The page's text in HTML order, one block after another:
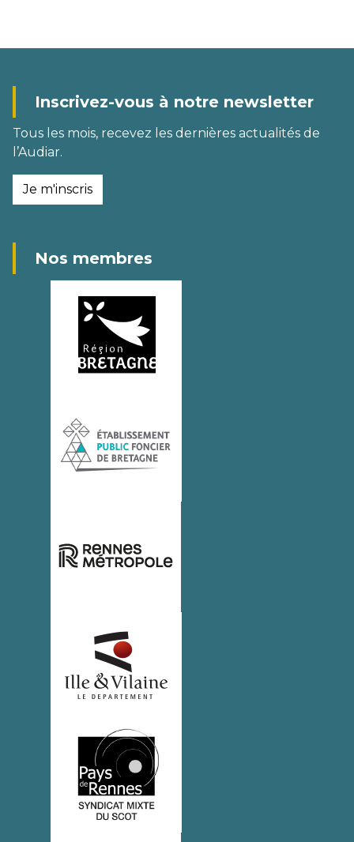
Inscrivez-vous à notre newsletter
Tous les mois, recevez les dernières actualités de
l’Audiar.
Je m'inscris
Nos membres